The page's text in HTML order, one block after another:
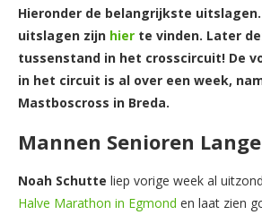
Hieronder de belangrijkste
uitslagen zijn hier te vinden. Later
tussenstand in het crosscircuit! De
in het circuit is al over een week,
Mastboscross in Breda.
Mannen Senioren
Noah Schutte liep vorige week al
Halve Marathon in Egmond en laat zien